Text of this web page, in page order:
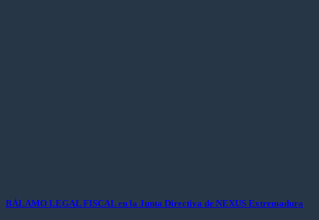
BÁLAMO LEGAL FISCAL en la Junta Directiva de NEXUS Extremadura